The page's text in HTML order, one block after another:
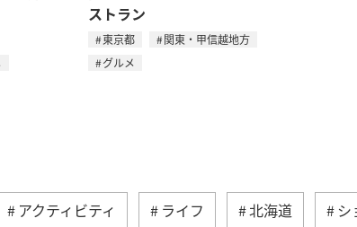
ストラン
東京都
関東・甲信越地方
グルメ
アクティビティ ライフ 北海道 シ